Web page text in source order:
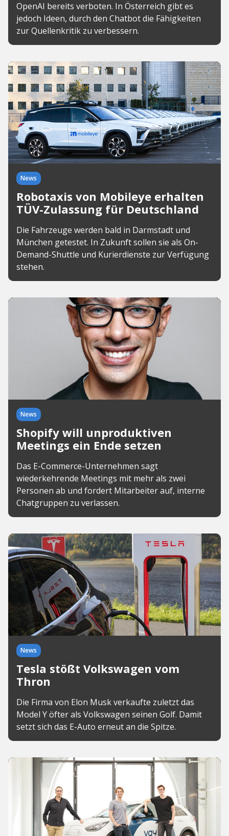
OpenAI bereits verboten. In Österreich gibt es
jedoch Ideen, durch den Chatbot die Fähigkeiten
zur Quellenkritik zu verbessern.
News
Robotaxis von Mobileye erhalten
TÜV-Zulassung für Deutschland
Die Fahrzeuge werden bald in Darmstadt und
München getestet. In Zukunft sollen sie als On-
Demand-Shuttle und Kurierdienste zur Verfügung
stehen.
News
Shopify will unproduktiven
Meetings ein Ende setzen
Das E-Commerce-Unternehmen sagt
wiederkehrende Meetings mit mehr als zwei
Personen ab und fordert Mitarbeiter auf, interne
Chatgruppen zu verlassen.
News
Tesla stößt Volkswagen vom
Thron
Die Firma von Elon Musk verkaufte zuletzt das
Model Y öfter als Volkswagen seinen Golf. Damit
setzt sich das E-Auto erneut an die Spitze.